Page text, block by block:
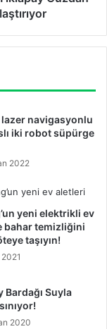
lazer navigasyonlu
iki robot süpürge
2022
yeni elektrikli ev
bahar temizliğini
taşıyın!
Bardağı Suyla
2020